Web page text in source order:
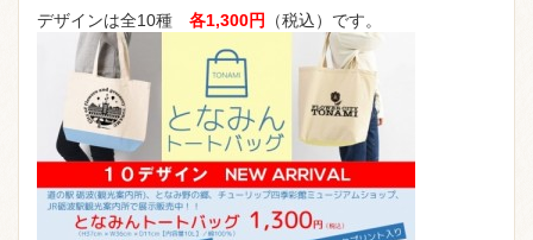
デザインは全10種 各1,300円 （税込）です。